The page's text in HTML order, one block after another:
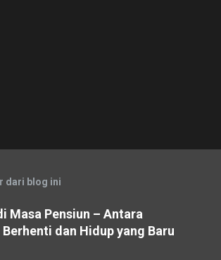
dari blog ini
Masa Pensiun – Antara
dan Hidup yang Baru